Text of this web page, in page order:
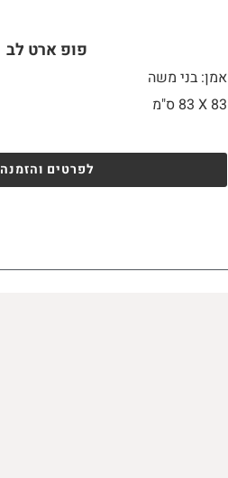
פופ ארט לב
אמן: בני משה
83 X
לפרטים והזמנה